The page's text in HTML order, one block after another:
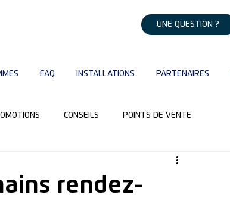
UNE QUESTION ?
FAQ INSTALLATIONS PARTENAIRES
CONSEILS POINTS DE VENTE
rendez-